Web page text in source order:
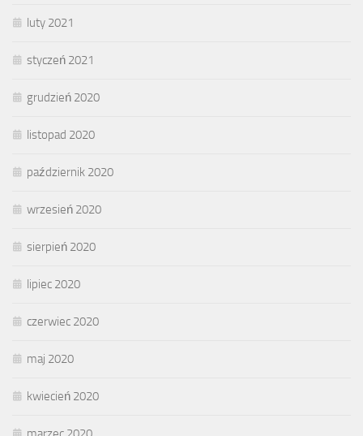
luty 2021
styczeń 2021
grudzień 2020
listopad 2020
październik 2020
wrzesień 2020
sierpień 2020
lipiec 2020
czerwiec 2020
maj 2020
kwiecień 2020